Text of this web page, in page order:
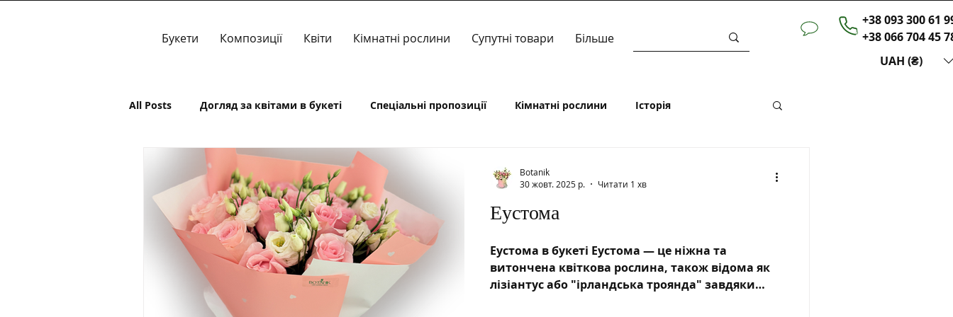
Букети Композиції Квіти Кімнатні рослини Супутні товари Більше
+38 093 300 61
+38 066 704 45
UAH (₴)
All Posts Догляд за квітами в букеті Спеціальні пропозиції Кімнатні рослини Історія
Еустома
Еустома в букеті Еустома — це ніжна та
витончена квіткова рослина, також відома як
лізіантус або "ірландська троянда" завдяки
Botanik
30 жовт. 2025 р.
Читати 1 хв